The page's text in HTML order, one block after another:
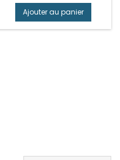
Ajouter au panier